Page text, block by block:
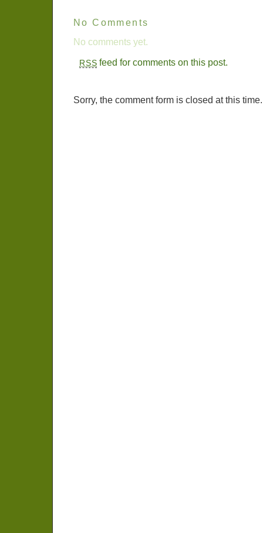
No Comments
No comments yet.
RSS feed for comments on this post.
Sorry, the comment form is closed at this time.